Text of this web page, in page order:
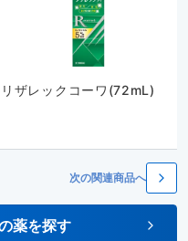
リザレックコーワ(72mL)
次の関連商品へ
薬を探す